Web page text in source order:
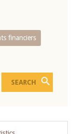
financiers